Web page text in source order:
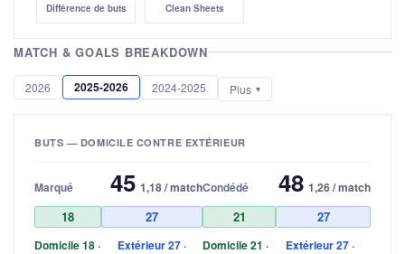
Différence de buts Clean Sheets
MATCH & GOALS BREAKDOWN
2026 2025-2026 2024-2025 Plus
BUTS — DOMICILE CONTRE EXTÉRIEUR
Marqué 45 1,18 / match
18 27
Domicile 18 ·
Extérieur 27 ·
Condédé 48 1,26 / match
21 27
Domicile 21 ·
Extérieur 27 ·